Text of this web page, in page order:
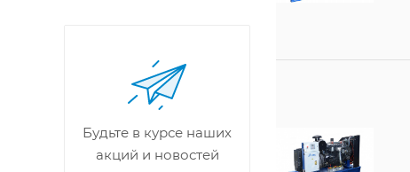
Будьте в курсе наших
акций и новостей